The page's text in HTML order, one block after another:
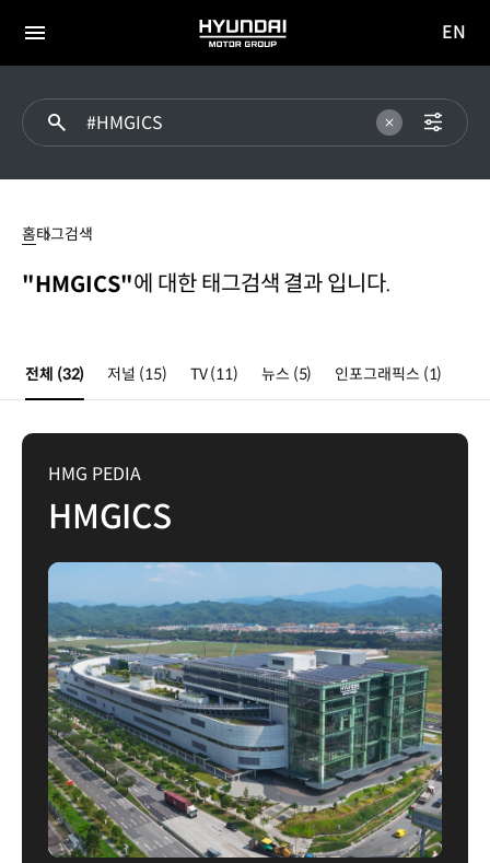
전체
HYUNDAI
MOTOR
이동
EN
홈태그검색
"HMGICS"에 대한 태그검색 결과 입니다.
전체 (32) 저널 (15) TV(11) 뉴스 (5) 인포그래픽스 (1)
HMG PEDIA
HMGICS